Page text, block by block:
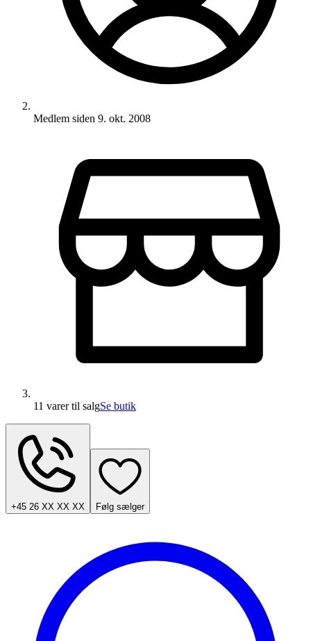
Medlem siden 9. okt. 2008
11 varertil salgSe butik
+45 26 XX XX XX Følg sælger